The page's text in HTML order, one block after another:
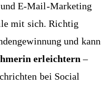
E-Mail-Marketing
mit sich. Richtig
und kann
erleichtern –
bei Social